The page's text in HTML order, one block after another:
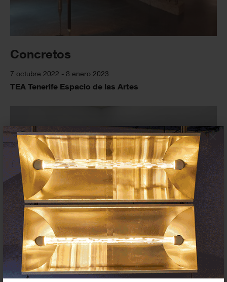
×
Concretos
7 octubre 2022 - 8 enero 2023
TEA Tenerife Espacio de las Artes
Velar la forma
10 junio - 11 septiembre 2022
TEA Tenerife Espacio de las Artes